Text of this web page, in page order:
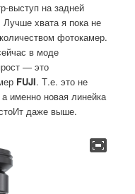
выступ на задней
хвата я пока не
фотокамер.
в моде
— это
FUJI. Т.е. это не
а именно новая линейка
даже выше.